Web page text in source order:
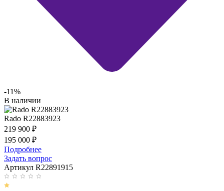
-11%
В наличии
Rado R22883923
219 900 ₽
195 000 ₽
Подробнее
Задать вопрос
Артикул R22891915